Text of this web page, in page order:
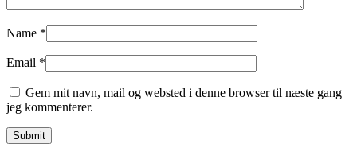
Name *
Email *
Gem mit navn, mail og websted i denne browser til næste gang
jeg kommenterer.